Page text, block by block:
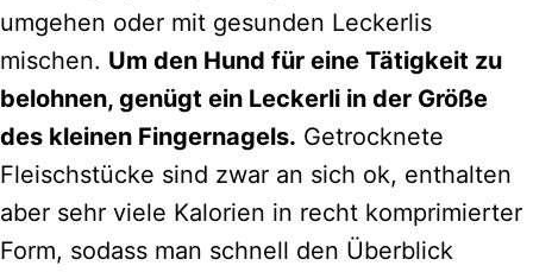
umgehen oder mit gesunden Leckerlis
mischen. Um den Hund für eine Tätigkeit zu
belohnen, genügt ein Leckerli in der Größe
des kleinen Fingernagels. Getrocknete
Fleischstücke sind zwar an sich ok, enthalten
aber sehr viele Kalorien in recht komprimierter
Form, sodass man schnell den Überblick